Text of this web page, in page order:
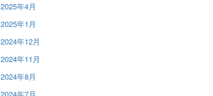
2025年4月
2025年1月
2024年12月
2024年11月
2024年8月